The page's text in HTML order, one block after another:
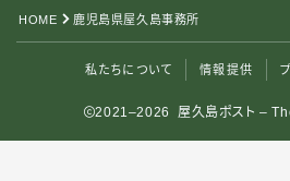
HOME 鹿児島県屋久島事務所
私たちについて 情報提供
2021–2026 屋久島ポスト –